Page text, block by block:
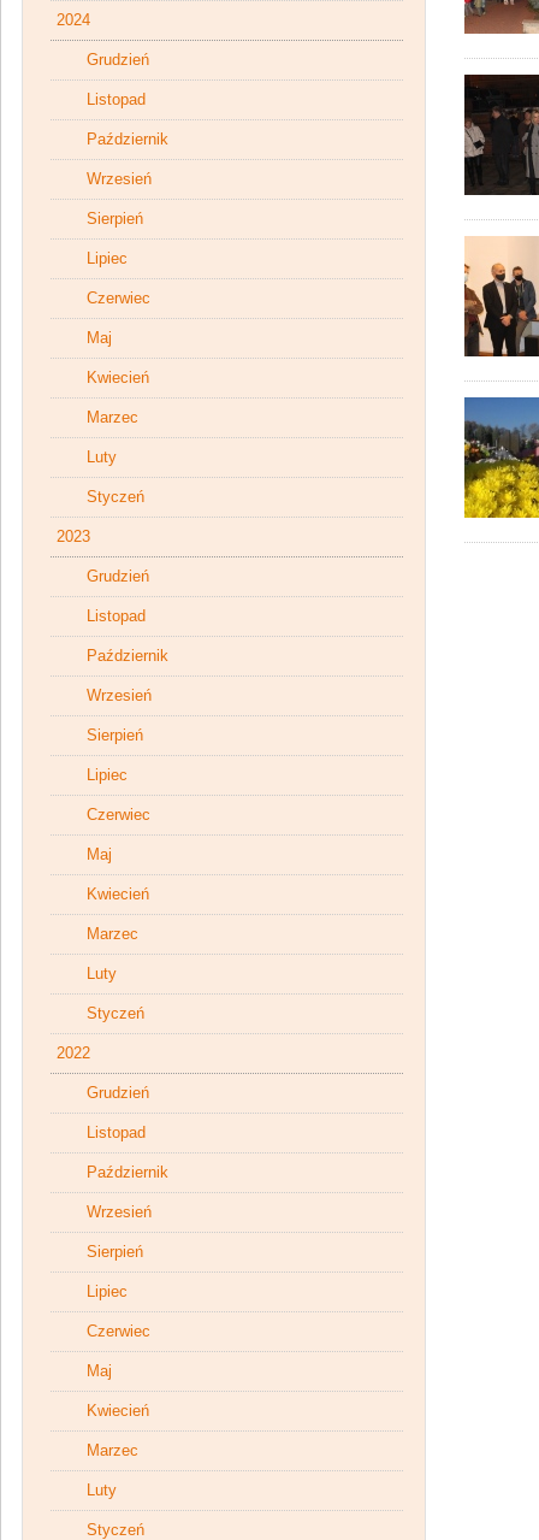
2024
Grudzień
Listopad
Październik
Wrzesień
Sierpień
Lipiec
Czerwiec
Maj
Kwiecień
Marzec
Luty
Styczeń
2023
Grudzień
Listopad
Październik
Wrzesień
Sierpień
Lipiec
Czerwiec
Maj
Kwiecień
Marzec
Luty
Styczeń
2022
Grudzień
Listopad
Październik
Wrzesień
Sierpień
Lipiec
Czerwiec
Maj
Kwiecień
Marzec
Luty
Styczeń